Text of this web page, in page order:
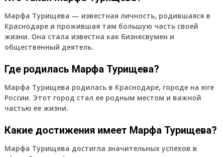
Марфа Турищева — известная личность, родившаяся в
Краснодаре и прожившая там большую часть своей
жизни. Она стала известна как бизнесвумен и
общественный деятель.
Где родилась Марфа Турищева?
Марфа Турищева родилась в Краснодаре, городе на юге
России. Этот город стал ее родным местом и важной
частью ее жизни.
Какие достижения имеет Марфа Турищева?
Марфа Турищева достигла значительных успехов в